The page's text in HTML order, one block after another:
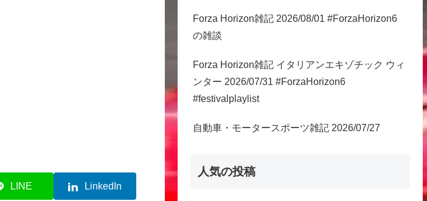
LINE LinkedIn
Forza Horizon雑記 2026/08/01 #ForzaHorizon6
の雑談
Forza Horizon雑記 イタリアンエキゾチック ウィ
ンター 2026/07/31 #ForzaHorizon6
#festivalplaylist
自動車・モータースポーツ雑記 2026/07/27
人気の投稿